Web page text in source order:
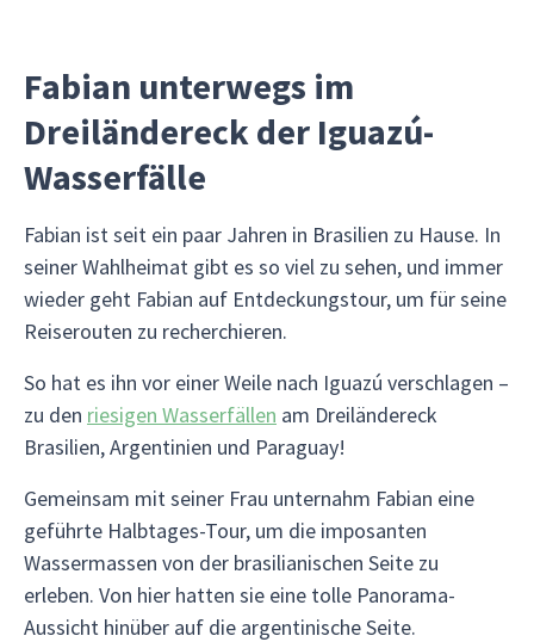
Fabian unterwegs im
Dreiländereck der Iguazú-
Wasserfälle
Fabian ist seit ein paar Jahren in Brasilien zu Hause. In
seiner Wahlheimat gibt es so viel zu sehen, und immer
wieder geht Fabian auf Entdeckungstour, um für seine
Reiserouten zu recherchieren.
So hat es ihn vor einer Weile nach Iguazú verschlagen –
zu den riesigen Wasserfällen am Dreiländereck
Brasilien, Argentinien und Paraguay!
Gemeinsam mit seiner Frau unternahm Fabian eine
geführte Halbtages-Tour, um die imposanten
Wassermassen von der brasilianischen Seite zu
erleben. Von hier hatten sie eine tolle Panorama-
Aussicht hinüber auf die argentinische Seite.